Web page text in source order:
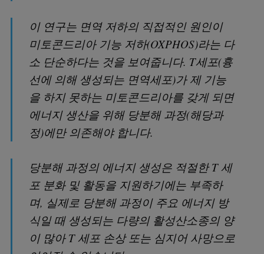
이 연구는 면역 저하의 직접적인 원인이
미토콘드리아 기능 저하(OXPHOS)라는 다
소 단순하다는 것을 보여줍니다. T세포(흉
선에 의해 생성되는 면역세포)가 제 기능
을 하지 못하는 미토콘드리아를 갖게 되면
에너지 생산을 위해 당분해 과정(해당과
정)에만 의존해야 합니다.
당분해 과정의 에너지 생성은 적절한 T 세
포 분화 및 활동을 지원하기에는 부족하
며, 실제로 당분해 과정이 주요 에너지 방
식일 때 생성되는 다량의 활성산소종의 양
이 많아 T 세포 손상 또는 심지어 사망으로